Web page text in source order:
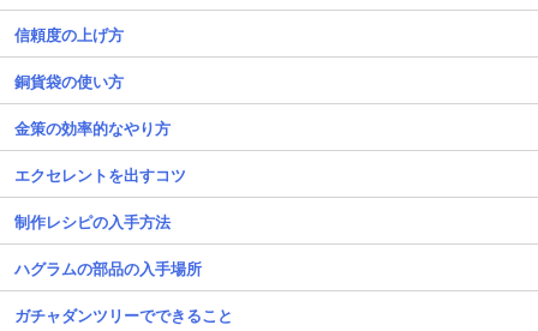
信頼度の上げ方
銅貨袋の使い方
金策の効率的なやり方
エクセレントを出すコツ
制作レシピの入手方法
ハグラムの部品の入手場所
ガチャダンツリーでできること